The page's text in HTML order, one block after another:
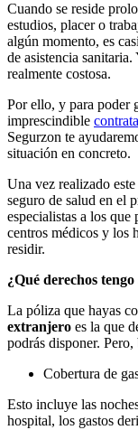
Cuando se reside
estudios, placer o
algún momento, es
de asistencia sanitaria.
realmente costosa.
Por ello, y para poder
imprescindible
Segurzon te
situación en concreto.
Una vez realizado
seguro de salud en el
especialistas a los que
centros médicos y los
residir.
¿Qué derechos
La póliza que hayas
extranjero es la que
podrás disponer. Pero,
Cobertura de
Esto incluye las
hospital, los gastos